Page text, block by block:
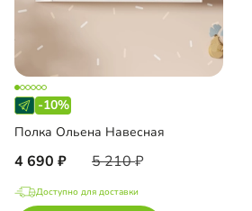
-10%
Полка Ольена Навесная
4 690 5 210
Доступно для доставки